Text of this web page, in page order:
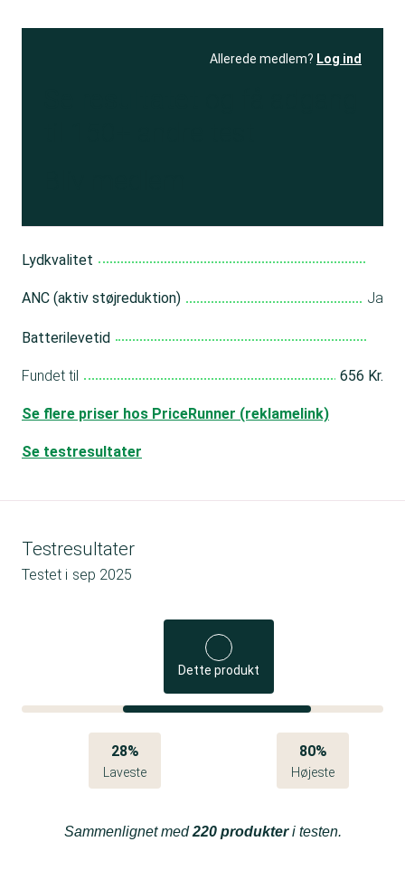
Allerede medlem? Log ind
Lydkvalitet
ANC (aktiv støjreduktion) Ja
Batterilevetid
Fundet til 656 Kr.
Se flere priser hos PriceRunner (reklamelink)
Se testresultater
Testresultater
Testet i sep 2025
Dette produkt
28%
Laveste
80%
Højeste
Sammenlignet med220 produkteri testen.